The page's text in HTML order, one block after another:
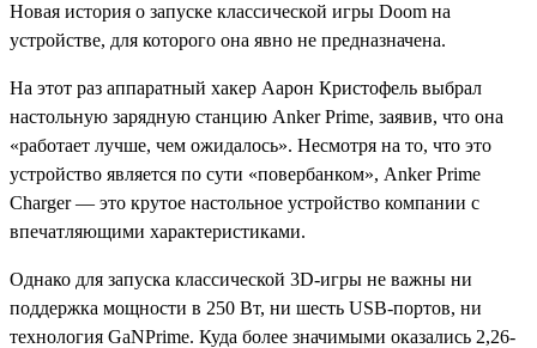
Новая история о запуске классической игры Doom на
устройстве, для которого она явно не предназначена.
На этот раз аппаратный хакер Аарон Кристофель выбрал
настольную зарядную станцию Anker Prime, заявив, что она
«работает лучше, чем ожидалось». Несмотря на то, что это
устройство является по сути «повербанком», Anker Prime
Charger — это крутое настольное устройство компании с
впечатляющими характеристиками.
Однако для запуска классической 3D-игры не важны ни
поддержка мощности в 250 Вт, ни шесть USB-портов, ни
технология GaNPrime. Куда более значимыми оказались 2,26-